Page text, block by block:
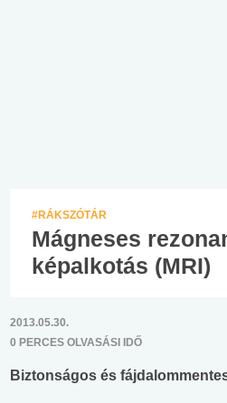
#RÁKSZÓTÁR
Mágneses
képalkotás (MRI)
2013.05.30.
0 PERCES OLVASÁSI IDŐ
Biztonságos és